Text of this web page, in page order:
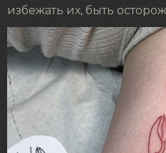
избежать их, быть